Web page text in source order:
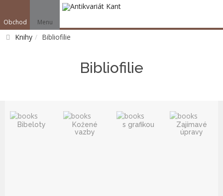
Obchod Menu
Knihy Bibliofilie
Bibliofilie
Bibeloty
Kožené
vazby
s grafikou
Zajímavé
úpravy